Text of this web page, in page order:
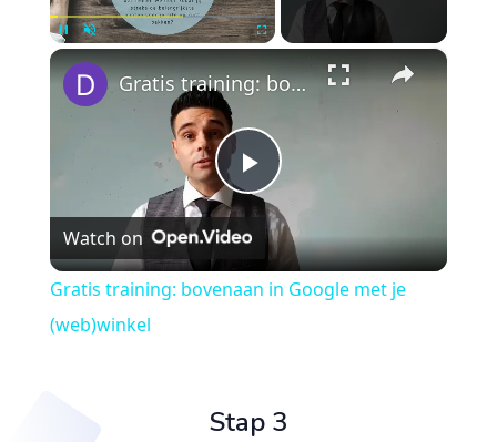
×
Play
Video
Gratis training: bovenaan in Google met je (web)winkel
Watch on
Gratis training: bovenaan in Google met je
(web)winkel
Stap 3